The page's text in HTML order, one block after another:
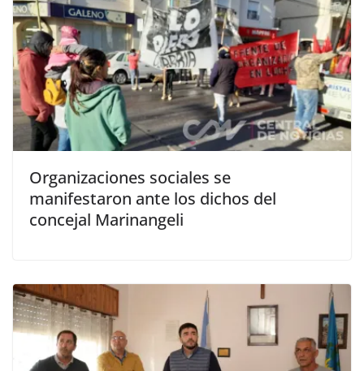
Organizaciones sociales se
manifestaron ante los dichos del
concejal Marinangeli